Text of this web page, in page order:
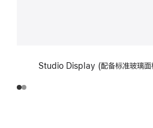
Studio Display (配备标准玻璃面